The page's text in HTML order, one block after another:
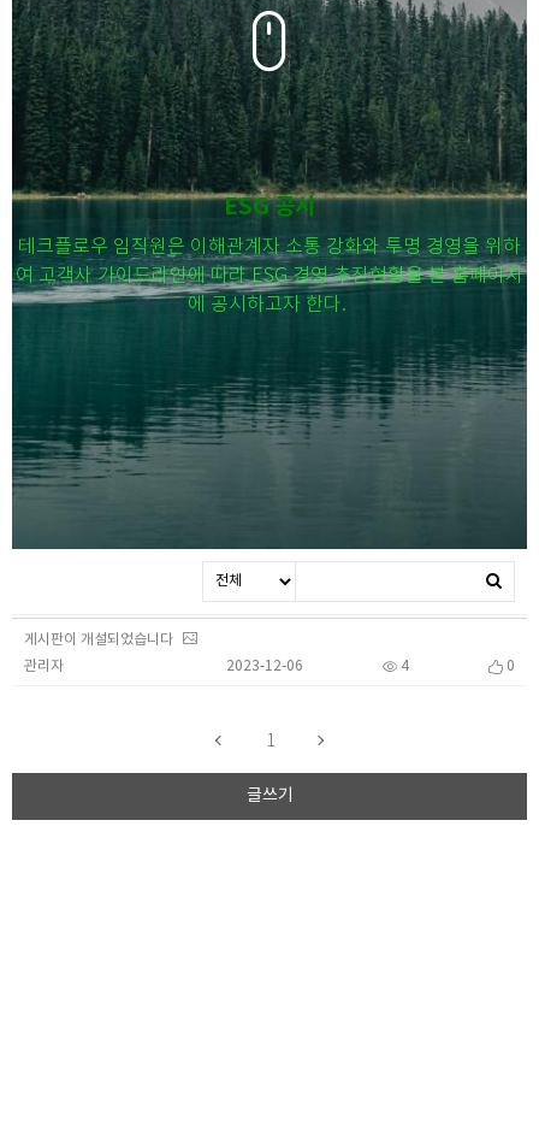
ESG 공시
테크플로우 임직원은 이해관계자 소통 강화와 투명 경영을 위하
여 고객사 가이드라인에 따라 ESG 경영 추진현황을 본 홈페이지
에 공시하고자 한다.
게시판이 개설되었습니다
관리자
0
4
2023-12-06
1
글쓰기